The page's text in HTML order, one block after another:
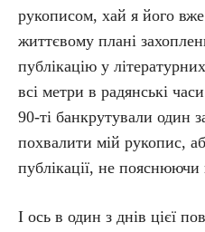
рукописом, хай я його
життєвому плані
публікацію у
всі метри в радянські
90-ті банкрутували один
похвалити мій рукопис,
публікації, не
І ось в один з днів цієї